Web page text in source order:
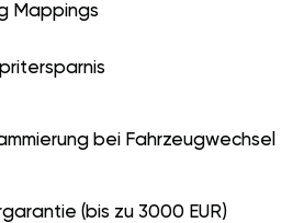
Mappings
bei Fahrzeugwechsel
(bis zu 3000 EUR)